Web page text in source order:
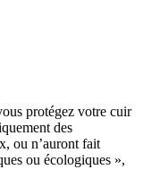
protégez votre cuir
des
ou n’auront fait
ou écologiques »,